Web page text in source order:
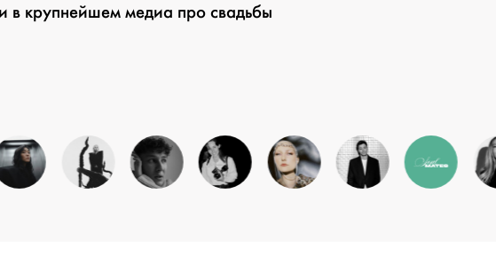
в крупнейшем медиа про свадьбы